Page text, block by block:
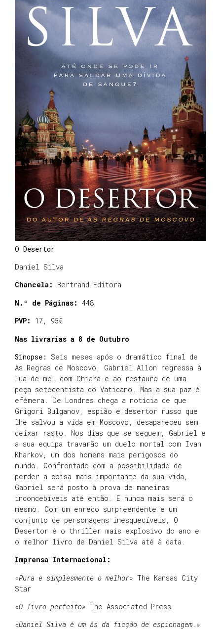
O Desertor
Daniel Silva
Chancela:
Bertrand Editora
N.º de Páginas: 448
PVP: 17, 95€
Nas livrarias a 8 de Outubro
Sinopse: Seis meses após o dramático final de
As Regras de Moscovo, Gabriel Allon regressa à
lua-de-mel com Chiara e ao restauro de uma
peça setecentista do Vaticano. Mas a sua paz é
efémera. De Londres chega a notícia de que
Grigori Bulganov, espião e desertor russo que
lhe salvou a vida em Moscovo, desapareceu sem
deixar rasto. Nos dias que se seguem, Gabriel e
a sua equipa travarão um duelo mortal com Ivan
Kharkov, um dos homens mais perigosos do
mundo. Confrontado com a possibilidade de
perder a coisa mais importante da sua vida,
Gabriel será posto à prova de maneiras
inconcebíveis até então. E nunca mais será o
mesmo. Com um enredo surpreendente e um
conjunto de personagens inesquecíveis, O
Desertor é o thriller mais explosivo do ano e
o melhor livro de Daniel Silva até à data.
Imprensa Internacional:
«Pura e simplesmente o melhor» The Kansas City
Star
«O livro perfeito» The Associated Press
«Daniel Silva é um ás da ficção de espionagem.»